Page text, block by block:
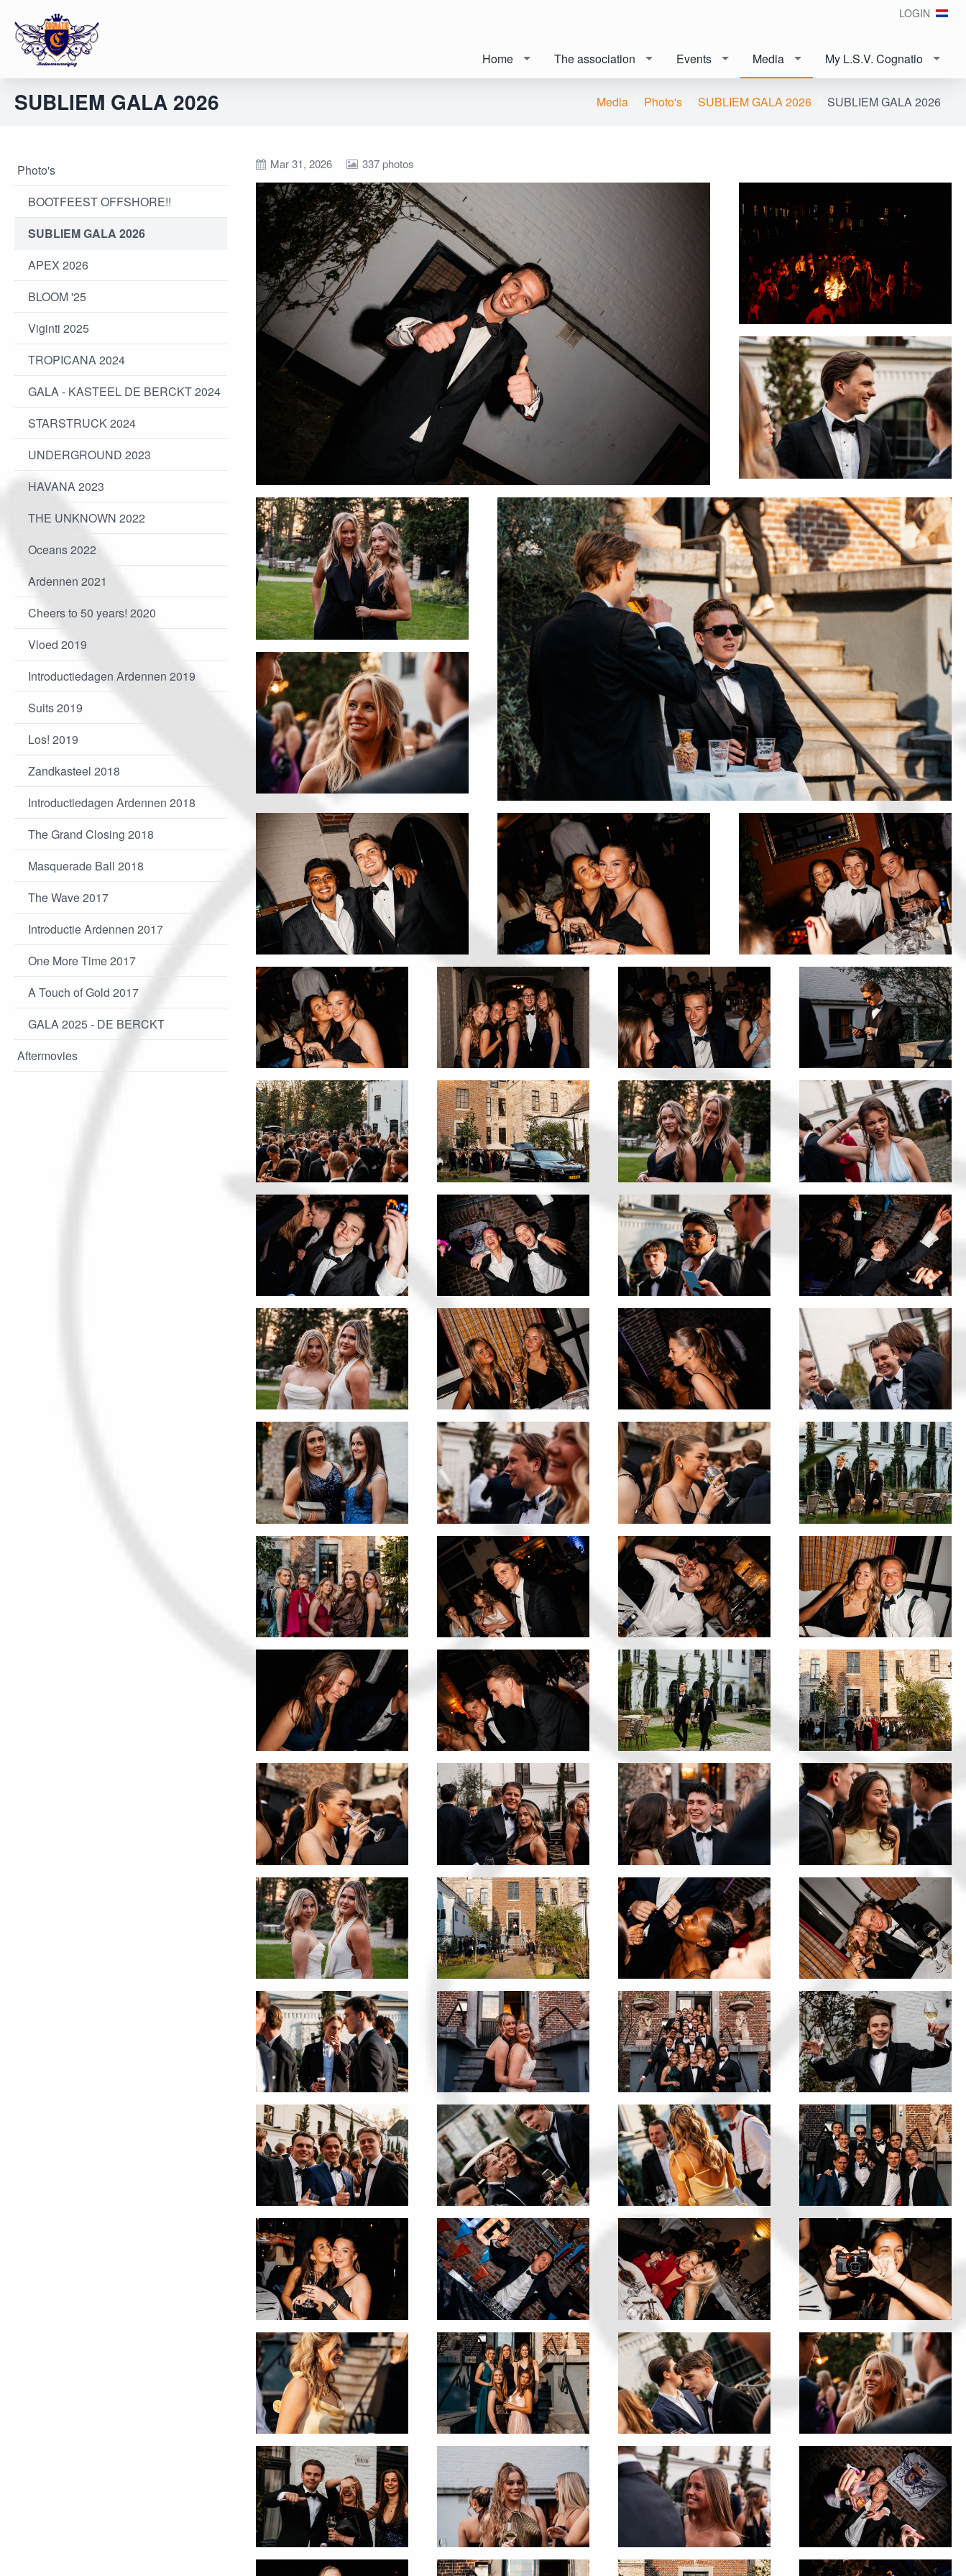
LOGIN
Home The association Events Media My L.S.V. Cognatio
Media Photo's SUBLIEM GALA 2026 SUBLIEM GALA 2026
SUBLIEM GALA 2026
Photo's
BOOTFEEST OFFSHORE!!
SUBLIEM GALA 2026
APEX 2026
BLOOM '25
Viginti 2025
TROPICANA 2024
GALA - KASTEEL DE BERCKT 2024
STARSTRUCK 2024
UNDERGROUND 2023
HAVANA 2023
THE UNKNOWN 2022
Oceans 2022
Ardennen 2021
Cheers to 50 years! 2020
Vloed 2019
Introductiedagen Ardennen 2019
Suits 2019
Los! 2019
Zandkasteel 2018
Introductiedagen Ardennen 2018
The Grand Closing 2018
Masquerade Ball 2018
The Wave 2017
Introductie Ardennen 2017
One More Time 2017
A Touch of Gold 2017
GALA 2025 - DE BERCKT
Aftermovies
Mar 31, 2026 337 photos